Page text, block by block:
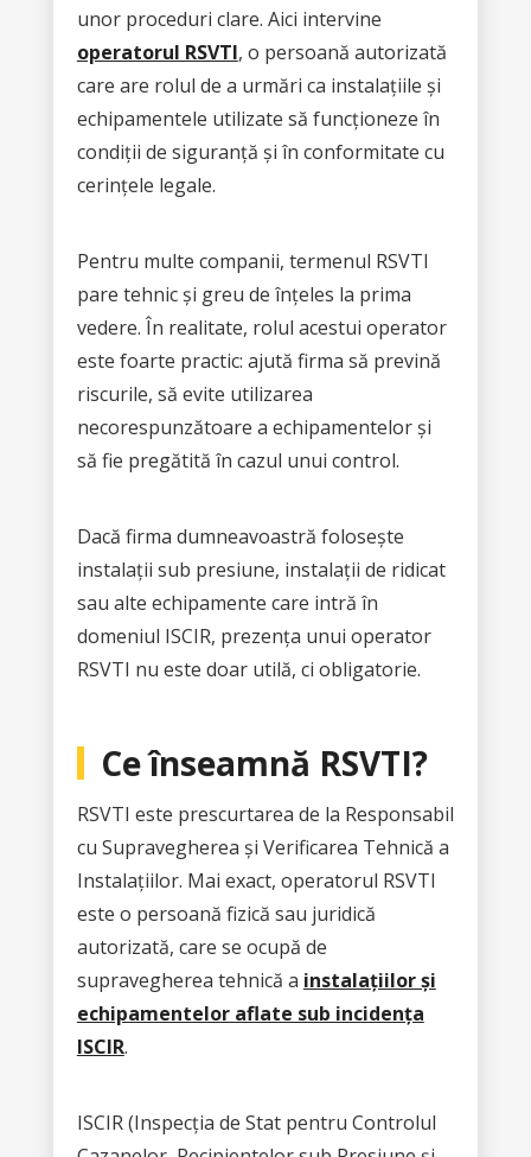
unor proceduri clare. Aici intervine
operatorul RSVTI, o persoană autorizată
care are rolul de a urmări ca instalațiile și
echipamentele utilizate să funcționeze în
condiții de siguranță și în conformitate cu
cerințele legale.
Pentru multe companii, termenul RSVTI
pare tehnic și greu de înțeles la prima
vedere. În realitate, rolul acestui operator
este foarte practic: ajută firma să prevină
riscurile, să evite utilizarea
necorespunzătoare a echipamentelor și
să fie pregătită în cazul unui control.
Dacă firma dumneavoastră folosește
instalații sub presiune, instalații de ridicat
sau alte echipamente care intră în
domeniul ISCIR, prezența unui operator
RSVTI nu este doar utilă, ci obligatorie.
Ce înseamnă RSVTI?
RSVTI este prescurtarea de la Responsabil
cu Supravegherea și Verificarea Tehnică a
Instalațiilor. Mai exact, operatorul RSVTI
este o persoană fizică sau juridică
autorizată, care se ocupă de
supravegherea tehnică a instalațiilor și
echipamentelor aflate sub incidența
ISCIR.
ISCIR (Inspecția de Stat pentru Controlul